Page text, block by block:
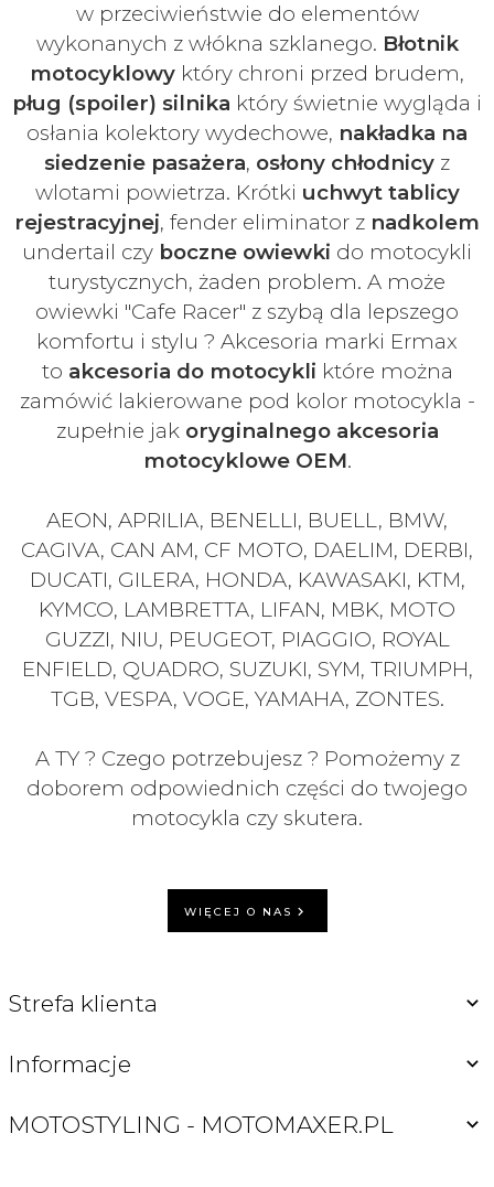
w przeciwieństwie do elementów
wykonanych z włókna szklanego. Błotnik
motocyklowy który chroni przed brudem,
pług (spoiler) silnika który świetnie wygląda i
osłania kolektory wydechowe, nakładka na
siedzenie pasażera, osłony chłodnicy z
wlotami powietrza. Krótki uchwyt tablicy
rejestracyjnej, fender eliminator z nadkolem
undertail czy boczne owiewki do motocykli
turystycznych, żaden problem. A może
owiewki "Cafe Racer" z szybą dla lepszego
komfortu i stylu ? Akcesoria marki Ermax
to akcesoria do motocykli które można
zamówić lakierowane pod kolor motocykla -
zupełnie jak oryginalnego akcesoria
motocyklowe OEM.
AEON, APRILIA, BENELLI, BUELL, BMW,
CAGIVA, CAN AM, CF MOTO, DAELIM, DERBI,
DUCATI, GILERA, HONDA, KAWASAKI, KTM,
KYMCO, LAMBRETTA, LIFAN, MBK, MOTO
GUZZI, NIU, PEUGEOT, PIAGGIO, ROYAL
ENFIELD, QUADRO, SUZUKI, SYM, TRIUMPH,
TGB, VESPA, VOGE, YAMAHA, ZONTES.
A TY ? Czego potrzebujesz ? Pomożemy z
doborem odpowiednich części do twojego
motocykla czy skutera.
WIĘCEJ O NAS
Strefa klienta
Informacje
MOTOSTYLING - MOTOMAXER.PL